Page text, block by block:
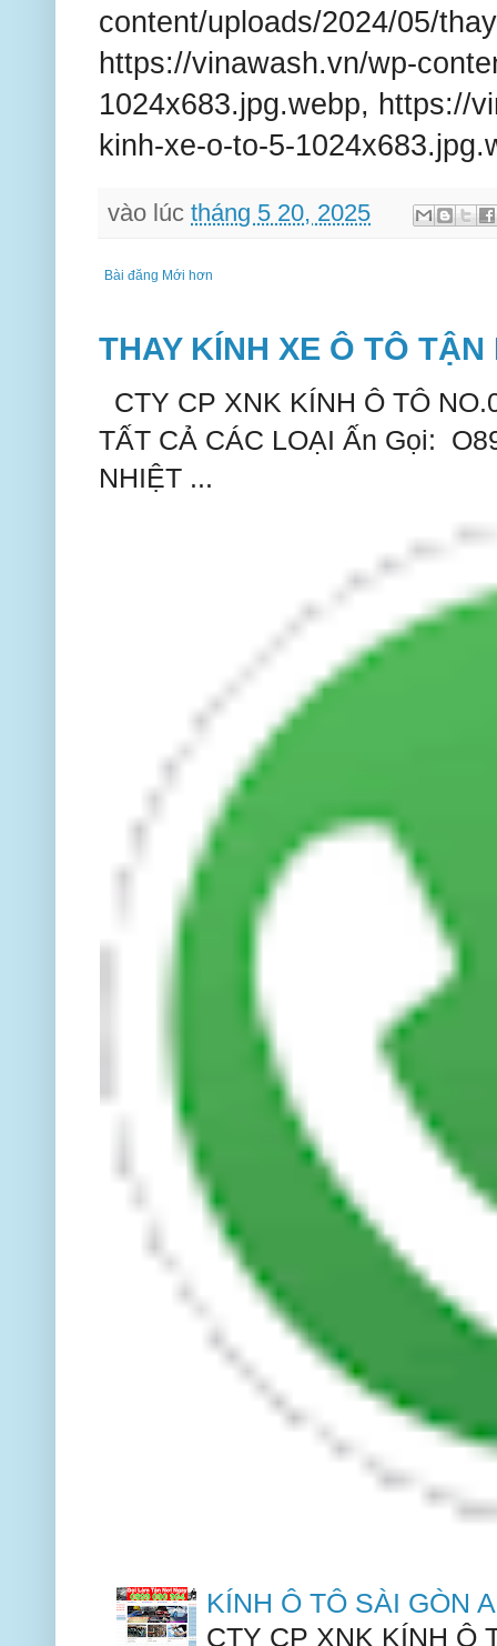
content/uploads/2024/05/
https://vinawash.vn/wp-
1024x683.jpg.webp, https://
kinh-xe-o-to-5-
vào lúctháng 5 20, 2025
Bài đăng Mới hơn
THAY KÍNH XE Ô TÔ
CTY CP XNK KÍNH Ô TÔ
TẤT CẢ CÁC LOẠI Ấn Gọi:
NHIỆT ...
KÍNH Ô TÔ SÀI GÒN
CTY CP XNK KÍNH Ô